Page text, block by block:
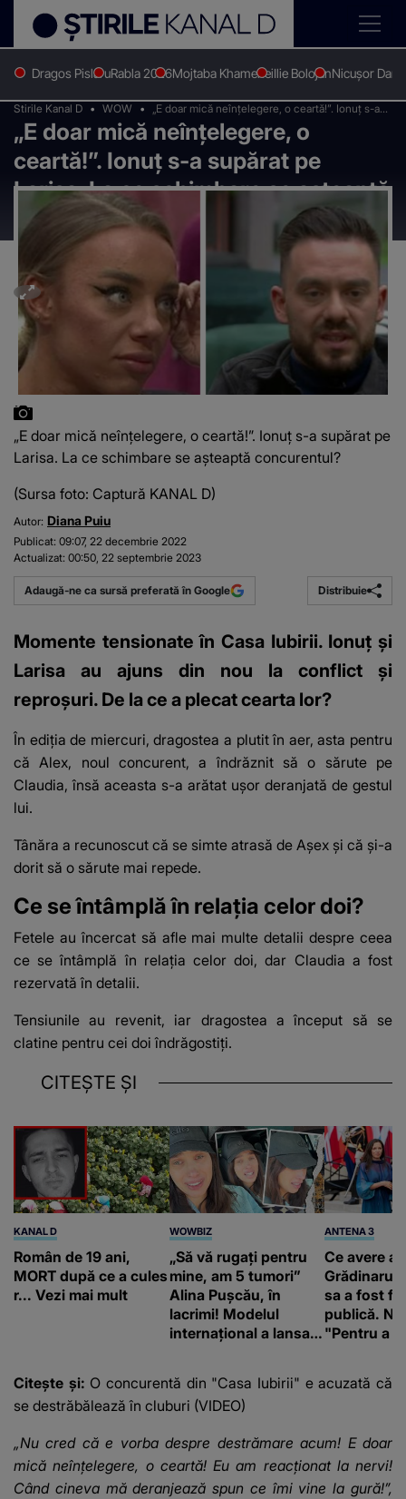
Dragos PislaruRabla 2026Mojtaba KhameneiIlie BolojanNicușor Dan
Stirile Kanal D WOW
„E doar mică neînțelegere, o ceartă!”. Ionuț s-a
supărat pe Larisa. La ce schimbare se așteaptă
concurentul?
„E doar mică neînțelegere, o
ceartă!”. Ionuț s-a supărat pe
Larisa. La ce schimbare se așteaptă
concurentul?
„E doar mică neînțelegere, o ceartă!”. Ionuț s-a supărat pe
Larisa. La ce schimbare se așteaptă concurentul?
(Sursa foto: Captură KANAL D)
Autor: Diana Puiu
Publicat: 09:07, 22 decembrie 2022
Actualizat: 00:50, 22 septembrie 2023
Adaugă-ne ca sursă preferată în Google Distribuie
Momente tensionate în Casa Iubirii. Ionuț și
Larisa au ajuns din nou la conflict și
reproșuri. De la ce a plecat cearta lor?
În ediția de miercuri, dragostea a plutit în aer, asta pentru
că Alex, noul concurent, a îndrăznit să o sărute pe
Claudia, însă aceasta s-a arătat ușor deranjată de gestul
lui.
Tânăra a recunoscut că se simte atrasă de Așex și că și-a
dorit să o sărute mai repede.
Ce se întâmplă în relația celor doi?
Fetele au încercat să afle mai multe detalii despre ceea
ce se întâmplă în relația celor doi, dar Claudia a fost
rezervată în detalii.
Tensiunile au revenit, iar dragostea a început să se
clatine pentru cei doi îndrăgostiți.
CITEȘTE ȘI
KANAL D
Român de 19 ani,
MORT după ce a cules
r... Vezi mai mult
WOWBIZ
„Să vă rugați pentru
mine, am 5 tumori”
Alina Pușcău, în
lacrimi! Modelul
internațional a lansat
o boală gravă
ANTENA 3
Ce avere
Grădinaru.
sa a fost
publică.
"Pentru a
Citește și: O concurentă din "Casa Iubirii" e acuzată că
se destrăbălează în cluburi (VIDEO)
„Nu cred că e vorba despre destrămare acum! E doar
mică neînțelegere, o ceartă! Eu am reacționat la nervi!
Când cineva mă deranjează spun ce îmi vine la gură!”,